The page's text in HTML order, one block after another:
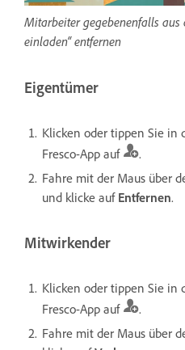
Mitarbeiter gegebenenfalls aus
einladen“ entfernen
Eigentümer
Klicken oder tippen Sie in
Fresco-App auf
.
Fahre mit der Maus über
und klicke auf Entfernen.
Mitwirkender
Klicken oder tippen Sie in
Fresco-App auf
.
Fahre mit der Maus über